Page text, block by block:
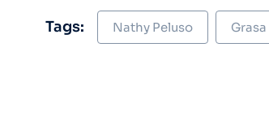
Tags: Nathy Peluso Grasa